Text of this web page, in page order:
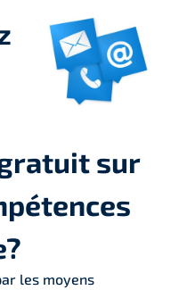
sur
les moyens